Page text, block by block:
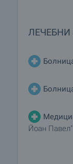
ЛЕЧЕБНИ
Йоан